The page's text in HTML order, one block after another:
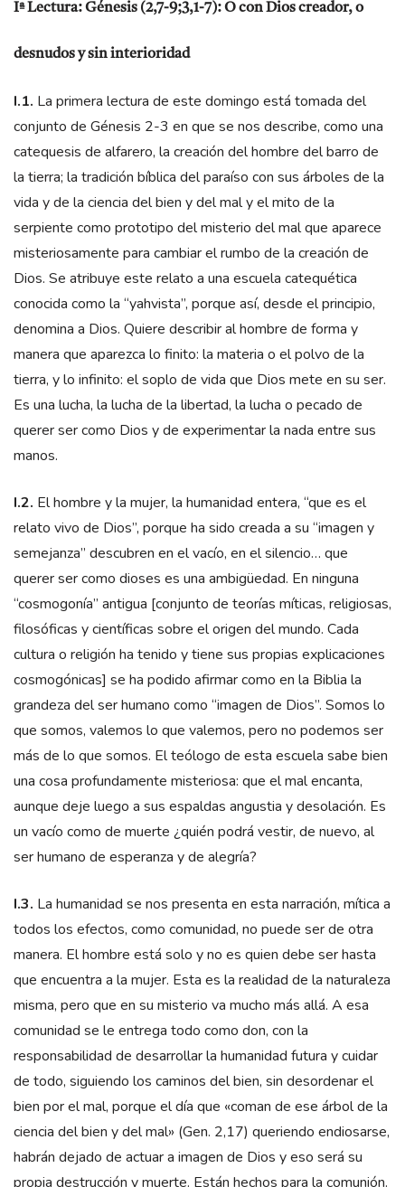
Iª Lectura: Génesis (2,7-9;3,1-7): O con Dios creador, o
desnudos y sin interioridad
I.1. La primera lectura de este domingo está tomada del
conjunto de Génesis 2-3 en que se nos describe, como una
catequesis de alfarero, la creación del hombre del barro de
la tierra; la tradición bíblica del paraíso con sus árboles de la
vida y de la ciencia del bien y del mal y el mito de la
serpiente como prototipo del misterio del mal que aparece
misteriosamente para cambiar el rumbo de la creación de
Dios. Se atribuye este relato a una escuela catequética
conocida como la “yahvista”, porque así, desde el principio,
denomina a Dios. Quiere describir al hombre de forma y
manera que aparezca lo finito: la materia o el polvo de la
tierra, y lo infinito: el soplo de vida que Dios mete en su ser.
Es una lucha, la lucha de la libertad, la lucha o pecado de
querer ser como Dios y de experimentar la nada entre sus
manos.
I.2. El hombre y la mujer, la humanidad entera, “que es el
relato vivo de Dios”, porque ha sido creada a su “imagen y
semejanza” descubren en el vacío, en el silencio… que
querer ser como dioses es una ambigüedad. En ninguna
“cosmogonía” antigua [conjunto de teorías míticas, religiosas,
filosóficas y científicas sobre el origen del mundo. Cada
cultura o religión ha tenido y tiene sus propias explicaciones
cosmogónicas] se ha podido afirmar como en la Biblia la
grandeza del ser humano como “imagen de Dios”. Somos lo
que somos, valemos lo que valemos, pero no podemos ser
más de lo que somos. El teólogo de esta escuela sabe bien
una cosa profundamente misteriosa: que el mal encanta,
aunque deje luego a sus espaldas angustia y desolación. Es
un vacío como de muerte ¿quién podrá vestir, de nuevo, al
ser humano de esperanza y de alegría?
I.3. La humanidad se nos presenta en esta narración, mítica a
todos los efectos, como comunidad, no puede ser de otra
manera. El hombre está solo y no es quien debe ser hasta
que encuentra a la mujer. Esta es la realidad de la naturaleza
misma, pero que en su misterio va mucho más allá. A esa
comunidad se le entrega todo como don, con la
responsabilidad de desarrollar la humanidad futura y cuidar
de todo, siguiendo los caminos del bien, sin desordenar el
bien por el mal, porque el día que «coman de ese árbol de la
ciencia del bien y del mal» (Gen. 2,17) queriendo endiosarse,
habrán dejado de actuar a imagen de Dios y eso será su
propia destrucción y muerte. Están hechos para la comunión.